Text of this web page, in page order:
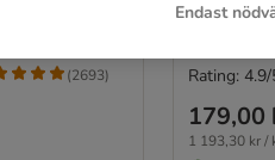
(2693)
179,00
1 193,30 kr /
Rating: 4.9/
Endast